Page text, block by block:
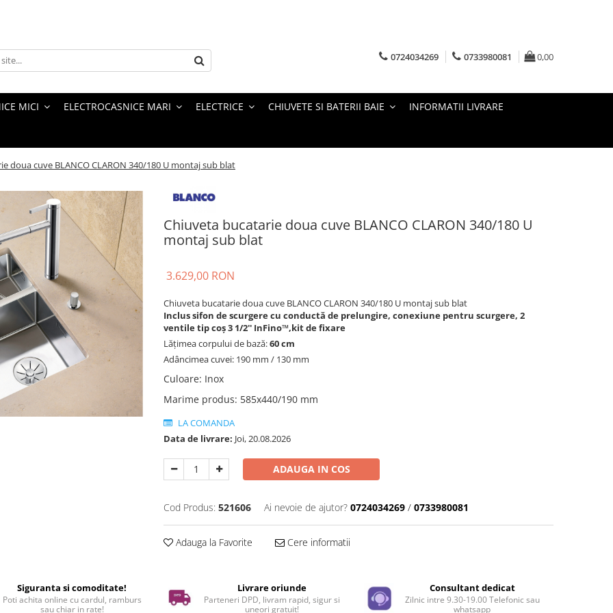
0724034269 0733980081 0,00
MICI ELECTROCASNICE MARI ELECTRICE CHIUVETE SI BATERII BAIE INFORMATII LIVRARE
doua cuve BLANCO CLARON 340/180 U montaj sub blat
Chiuveta bucatarie doua cuve BLANCO CLARON 340/180 U
montaj sub blat
3.629,00 RON
Chiuveta bucatarie doua cuve BLANCO CLARON 340/180 U montaj sub blat
Inclus sifon de scurgere cu conductă de prelungire, conexiune pentru scurgere, 2
ventile tip coș 3 1/2'' InFino™,kit de fixare
Lățimea corpului de bază:60 cm
Adâncimea cuvei: 190 mm / 130 mm
Culoare: Inox
Marime produs: 585x440/190 mm
LA COMANDA
Data de livrare: Joi, 20.08.2026
ADAUGA IN COS
Cod Produs: 521606 Ai nevoie de ajutor? 0724034269 / 0733980081
Adauga la Favorite Cere informatii
Siguranta si comoditate!
Poti achita online cu cardul, ramburs
sau chiar in rate!
Livrare oriunde
Parteneri DPD, livram rapid, sigur si
uneori gratuit!
Consultant dedicat
Zilnic intre 9.30-19.00 Telefonic sau
whatsapp